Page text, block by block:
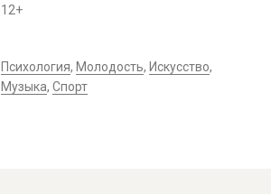
12+
Психология, Молодость, Искусство,
Музыка, Спорт